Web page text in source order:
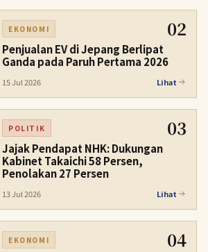
EKONOMI 02
Penjualan EV di Jepang Berlipat
Ganda pada Paruh Pertama 2026
15 Jul 2026 Lihat
POLITIK 03
Jajak Pendapat NHK: Dukungan
Kabinet Takaichi 58 Persen,
Penolakan 27 Persen
13 Jul 2026 Lihat
EKONOMI 04